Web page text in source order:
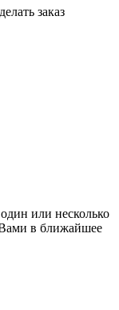
заказ
или несколько
в ближайшее